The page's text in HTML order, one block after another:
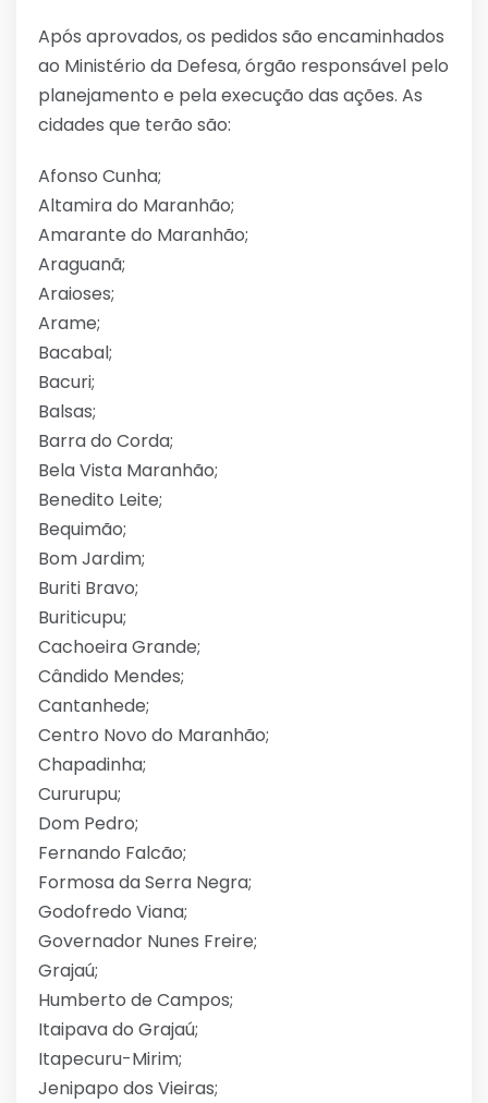
Após aprovados, os pedidos são encaminhados
ao Ministério da Defesa, órgão responsável pelo
planejamento e pela execução das ações. As
cidades que terão são:
Afonso Cunha;
Altamira do Maranhão;
Amarante do Maranhão;
Araguanã;
Araioses;
Arame;
Bacabal;
Bacuri;
Balsas;
Barra do Corda;
Bela Vista Maranhão;
Benedito Leite;
Bequimão;
Bom Jardim;
Buriti Bravo;
Buriticupu;
Cachoeira Grande;
Cândido Mendes;
Cantanhede;
Centro Novo do Maranhão;
Chapadinha;
Cururupu;
Dom Pedro;
Fernando Falcão;
Formosa da Serra Negra;
Godofredo Viana;
Governador Nunes Freire;
Grajaú;
Humberto de Campos;
Itaipava do Grajaú;
Itapecuru-Mirim;
Jenipapo dos Vieiras;